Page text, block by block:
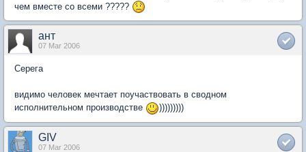
чем вместе со всеми ?????
ант
07 Mar 2006
Серега
видимо человек мечтает поучаствовать в сводном
исполнительном производстве
)))))))))
GIV
07 Mar 2006